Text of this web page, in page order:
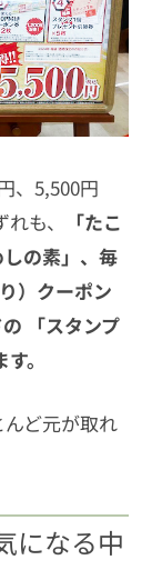
、5,500円
も、
「たこ
の素」、毎
）クーポン
「スタンプ
。
ど元が取れ
になる中